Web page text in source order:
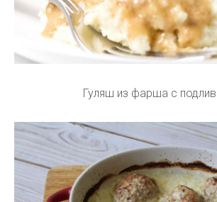
Гуляш из фарша с